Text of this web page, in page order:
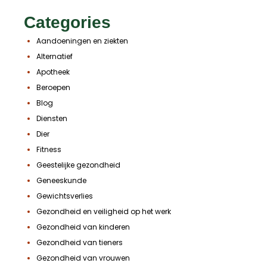
Categories
Aandoeningen en ziekten
Alternatief
Apotheek
Beroepen
Blog
Diensten
Dier
Fitness
Geestelijke gezondheid
Geneeskunde
Gewichtsverlies
Gezondheid en veiligheid op het werk
Gezondheid van kinderen
Gezondheid van tieners
Gezondheid van vrouwen